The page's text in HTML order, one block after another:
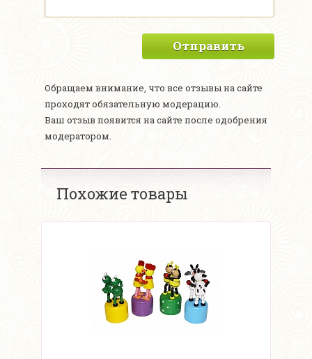
Отправить
Обращаем внимание, что все отзывы на сайте
проходят обязательную модерацию.
Ваш отзыв появится на сайте после одобрения
модератором.
Похожие товары